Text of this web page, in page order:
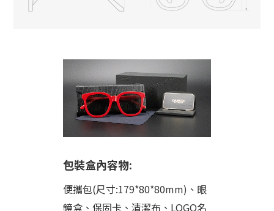
包裝盒內容物:
便攜包(尺寸:179*80*80mm)、眼
鏡盒、保固卡、清潔布、LOGO名